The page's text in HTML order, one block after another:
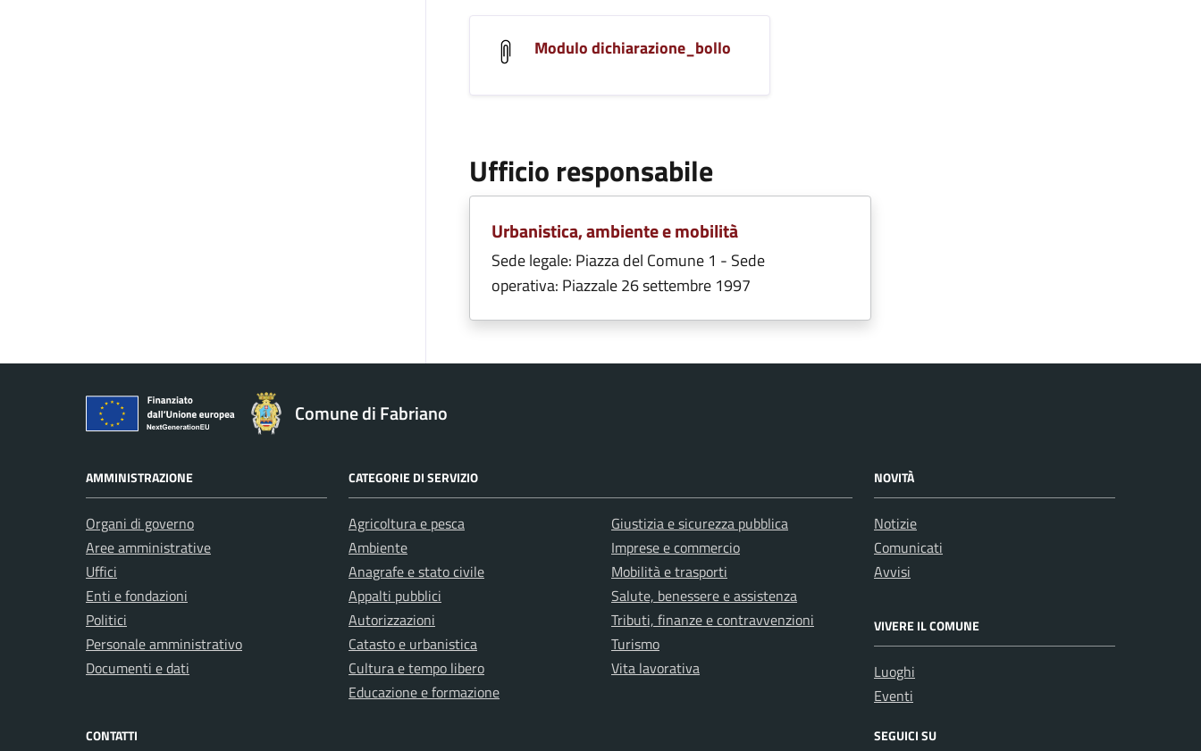
Modulo dichiarazione_bollo
Ufficio responsabile
Urbanistica, ambiente e mobilità
Sede legale: Piazza del Comune 1 - Sede
operativa: Piazzale 26 settembre 1997
Comune di Fabriano
AMMINISTRAZIONE
Organi di governo
Aree amministrative
Uffici
Enti e fondazioni
Politici
Personale amministrativo
Documenti e dati
CATEGORIE DI SERVIZIO
Agricoltura e pesca
Ambiente
Anagrafe e stato civile
Appalti pubblici
Autorizzazioni
Catasto e urbanistica
Cultura e tempo libero
Educazione e formazione
Giustizia e sicurezza pubblica
Imprese e commercio
Mobilità e trasporti
Salute, benessere e assistenza
Tributi, finanze e contravvenzioni
Turismo
Vita lavorativa
NOVITÀ
Notizie
Comunicati
Avvisi
VIVERE IL COMUNE
Luoghi
Eventi
CONTATTI SEGUICI SU